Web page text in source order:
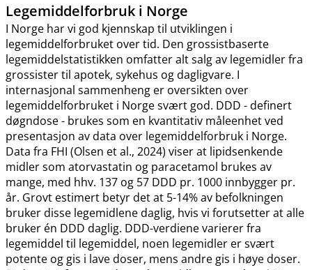
Legemiddelforbruk i Norge
I Norge har vi god kjennskap til utviklingen i
legemiddelforbruket over tid. Den grossistbaserte
legemiddelstatistikken omfatter alt salg av legemidler fra
grossister til apotek, sykehus og dagligvare. I
internasjonal sammenheng er oversikten over
legemiddelforbruket i Norge svært god. DDD - definert
døgndose - brukes som en kvantitativ måleenhet ved
presentasjon av data over legemiddelforbruk i Norge.
Data fra FHI (Olsen et al., 2024) viser at lipidsenkende
midler som atorvastatin og paracetamol brukes av
mange, med hhv. 137 og 57 DDD pr. 1000 innbygger pr.
år. Grovt estimert betyr det at 5-14% av befolkningen
bruker disse legemidlene daglig, hvis vi forutsetter at alle
bruker én DDD daglig. DDD-verdiene varierer fra
legemiddel til legemiddel, noen legemidler er svært
potente og gis i lave doser, mens andre gis i høye doser.